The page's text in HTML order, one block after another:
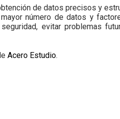
de datos precisos y
número de datos y
evitar problemas
Acero Estudio.